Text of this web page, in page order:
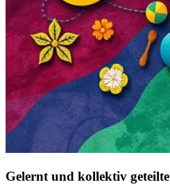
Gelernt und kollektiv